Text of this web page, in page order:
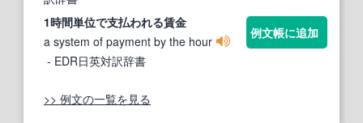
1時間単位で支払われる賃金
a system of payment by the hour
- EDR日英対訳辞書
例文帳に追加
>> 例文の一覧を見る